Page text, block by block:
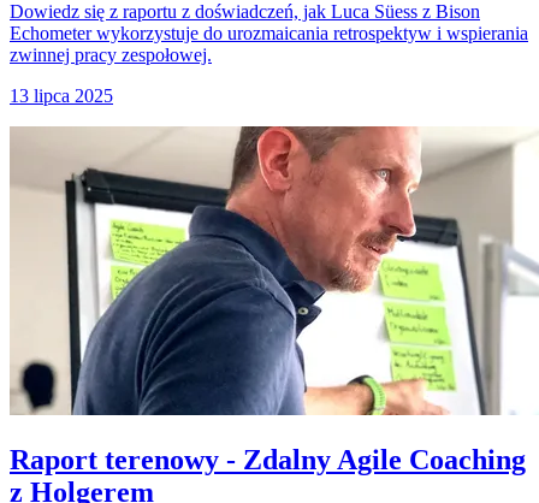
Dowiedz się z raportu z doświadczeń, jak Luca Süess z Bison
Echometer wykorzystuje do urozmaicania retrospektyw i wspierania
zwinnej pracy zespołowej.
13 lipca 2025
Raport terenowy - Zdalny Agile Coaching
z Holgerem